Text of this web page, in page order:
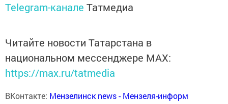
Telegram-канале Татмедиа
Читайте новости Татарстана в
национальном мессенджере MАХ:
https://max.ru/tatmedia
ВКонтакте: Мензелинск news - Мензеля-информ